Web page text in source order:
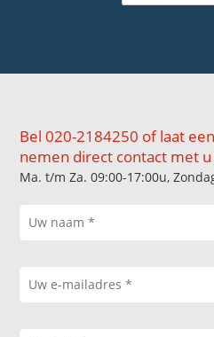
Bel 020-2184250 of laat
nemen direct contact met u
Ma. t/m Za. 09:00-17:00u,